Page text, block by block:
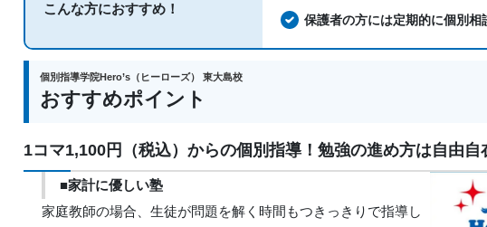
こんな方におすすめ！
保護者の方には定期的に個別
個別指導学院Hero’s（ヒーローズ） 東大島校
おすすめポイント
1コマ1,100円（税込）からの個別指導！勉強の進め方は自由自
■家計に優しい塾
家庭教師の場合、生徒が問題を解く時間もつきっきりで指導し